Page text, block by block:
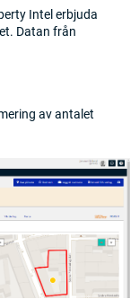
Intel erbjuda
Datan från
av antalet